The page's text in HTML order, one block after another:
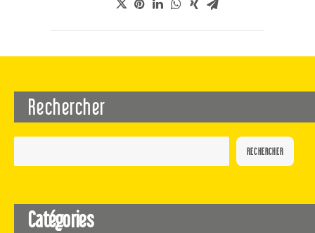
Rechercher
RECHERCHER
Catégories